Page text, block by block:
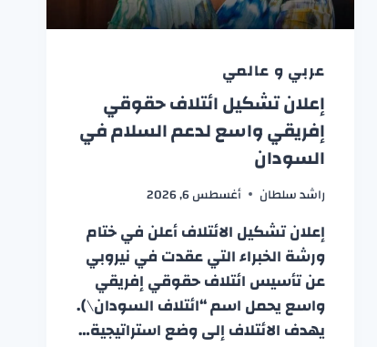
عربي و عالمي
إعلان تشكيل ائتلاف حقوقي
إفريقي واسع لدعم السلام في
السودان
راشد سلطان أغسطس 6, 2026
إعلان تشكيل الائتلاف أعلن في ختام
ورشة الخبراء التي عقدت في نيروبي
عن تأسيس ائتلاف حقوقي إفريقي
واسع يحمل اسم “ائتلاف السودان\).
يهدف الائتلاف إلى وضع استراتيجية…